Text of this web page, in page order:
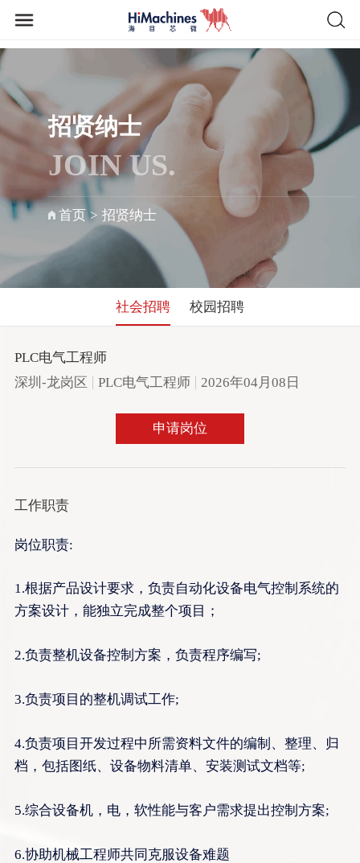
招贤纳士
JOIN US.
首页 > 招贤纳士
社会招聘 校园招聘
PLC电气工程师
深圳-龙岗区
PLC电气工程师 2026年04月08日
申请岗位
工作职责
岗位职责:
1.根据产品设计要求，负责自动化设备电气控制系统的
方案设计，能独立完成整个项目；
2.负责整机设备控制方案，负责程序编写;
3.负责项目的整机调试工作;
4.负责项目开发过程中所需资料文件的编制、整理、归
档，包括图纸、设备物料清单、安装测试文档等;
5.综合设备机，电，软性能与客户需求提出控制方案;
6.协助机械工程师共同克服设备难题